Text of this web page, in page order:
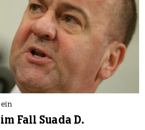
ein
Fall Suada D.